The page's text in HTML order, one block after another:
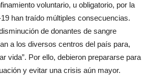
voluntario, u obligatorio, por la
han traído múltiples consecuencias.
de donantes de sangre
a los diversos centros del país para,
vida”. Por ello, debieron prepararse para
y evitar una crisis aún mayor.